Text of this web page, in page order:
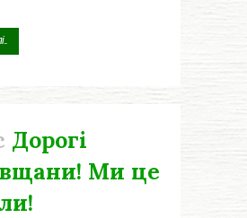
Дорогі
Ми це